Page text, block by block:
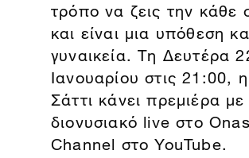
τρόπο να ζεις την κάθε
και είναι μια υπόθεση
γυναικεία. Τη Δευτέρα
Ιανουαρίου στις 21:00,
Σάττι κάνει πρεμιέρα
διονυσιακό live στο
Channel στο YouTube.